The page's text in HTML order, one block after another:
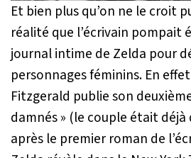
Et bien plus qu’on ne le croit
réalité que l’écrivain pompait
journal intime de Zelda pour
personnages féminins. En
Fitzgerald publie son
damnés » (le couple était
après le premier roman de